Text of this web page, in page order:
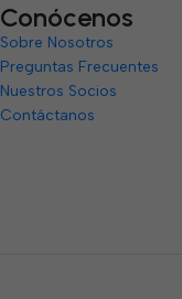
Conócenos
Sobre Nosotros
Preguntas Frecuentes
Nuestros Socios
Contáctanos